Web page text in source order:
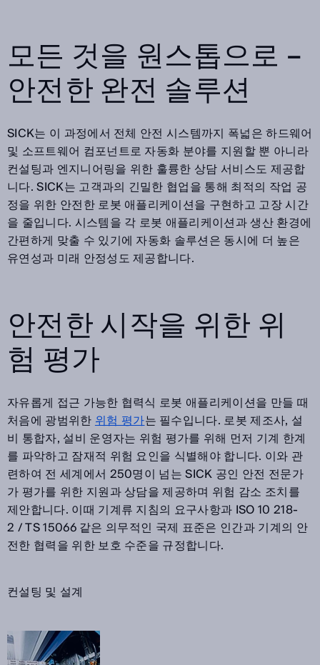
모든 것을 원스톱으로 –
안전한 완전 솔루션
SICK는 이 과정에서 전체 안전 시스템까지 폭넓은 하드웨어
및 소프트웨어 컴포넌트로 자동화 분야를 지원할 뿐 아니라
컨설팅과 엔지니어링을 위한 훌륭한 상담 서비스도 제공합
니다. SICK는 고객과의 긴밀한 협업을 통해 최적의 작업 공
정을 위한 안전한 로봇 애플리케이션을 구현하고 고장 시간
을 줄입니다. 시스템을 각 로봇 애플리케이션과 생산 환경에
간편하게 맞출 수 있기에 자동화 솔루션은 동시에 더 높은
유연성과 미래 안정성도 제공합니다.
안전한 시작을 위한 위
험 평가
자유롭게 접근 가능한 협력식 로봇 애플리케이션을 만들 때
처음에 광범위한위험 평가는 필수입니다. 로봇 제조사, 설
비 통합자, 설비 운영자는 위험 평가를 위해 먼저 기계 한계
를 파악하고 잠재적 위험 요인을 식별해야 합니다. 이와 관
련하여 전 세계에서 250명이 넘는 SICK 공인 안전 전문가
가 평가를 위한 지원과 상담을 제공하며 위험 감소 조치를
제안합니다. 이때 기계류 지침의 요구사항과 ISO 10 218-
2 / TS 15066 같은 의무적인 국제 표준은 인간과 기계의 안
전한 협력을 위한 보호 수준을 규정합니다.
컨설팅 및 설계